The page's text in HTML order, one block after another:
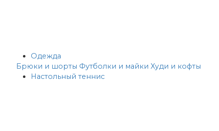
Одежда
Брюки и шорты Футболки и майки Худи и кофты
Настольный теннис